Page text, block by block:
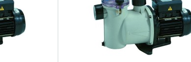
для
Измерение
Строительные